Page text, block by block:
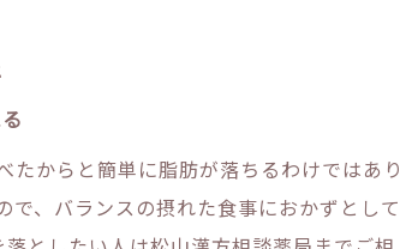
からと簡単に脂肪が落ちるわけではあり
、バランスの摂れた食事におかずとして